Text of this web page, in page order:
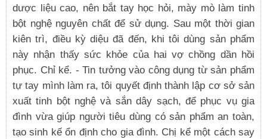
dược liệu cao, nên bắt tay học hỏi, mày mò làm tinh
bột nghệ nguyên chất để sử dụng. Sau một thời gian
kiên trì, điều kỳ diệu đã đến, khi tôi dùng sản phẩm
này nhận thấy sức khỏe của hai vợ chồng dần hồi
phục. Chỉ kể. - Tin tưởng vào công dụng từ sản phẩm
tự tay mình làm ra, tôi quyết định thành lập cơ sở sản
xuất tinh bột nghệ và sắn dây sạch, để phục vụ gia
đình vừa giúp người tiêu dùng có sản phẩm an toàn,
tạo sinh kế ổn định cho gia đình. Chị kể một cách say